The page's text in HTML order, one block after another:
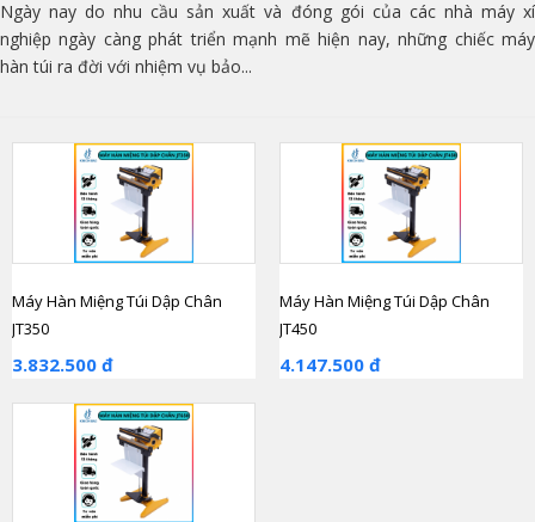
Ngày nay do nhu cầu sản xuất và đóng gói của các nhà máy xí
nghiệp ngày càng phát triển mạnh mẽ hiện nay, những chiếc máy
hàn túi ra đời với nhiệm vụ bảo...
Máy Hàn Miệng Túi Dập Chân
JT350
3.832.500 đ
Máy Hàn Miệng Túi Dập Chân
JT450
4.147.500 đ